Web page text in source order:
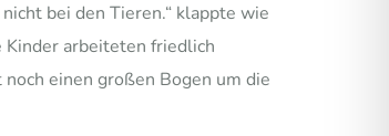
bei den Tieren.“ klappte wie
Kinder arbeiteten friedlich
einen großen Bogen um die